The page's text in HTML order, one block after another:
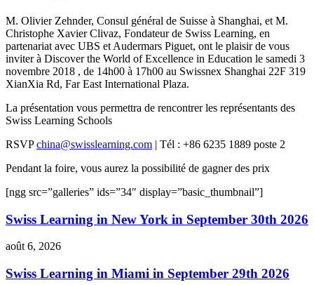
M. Olivier Zehnder, Consul général de Suisse à Shanghai, et M.
Christophe Xavier Clivaz, Fondateur de Swiss Learning, en
partenariat avec UBS et Audermars Piguet, ont le plaisir de vous
inviter à Discover the World of Excellence in Education le samedi 3
novembre 2018 , de 14h00 à 17h00 au Swissnex Shanghai 22F 319
XianXia Rd, Far East International Plaza.
La présentation vous permettra de rencontrer les représentants des
Swiss Learning Schools
RSVPchina@swisslearning.com | Tél : +86 6235 1889 poste 2
Pendant la foire, vous aurez la possibilité de gagner des prix
[ngg src=”galleries” ids=”34″ display=”basic_thumbnail”]
Swiss Learning in New York in September 30th 2026
août 6, 2026
Swiss Learning in Miami in September 29th 2026